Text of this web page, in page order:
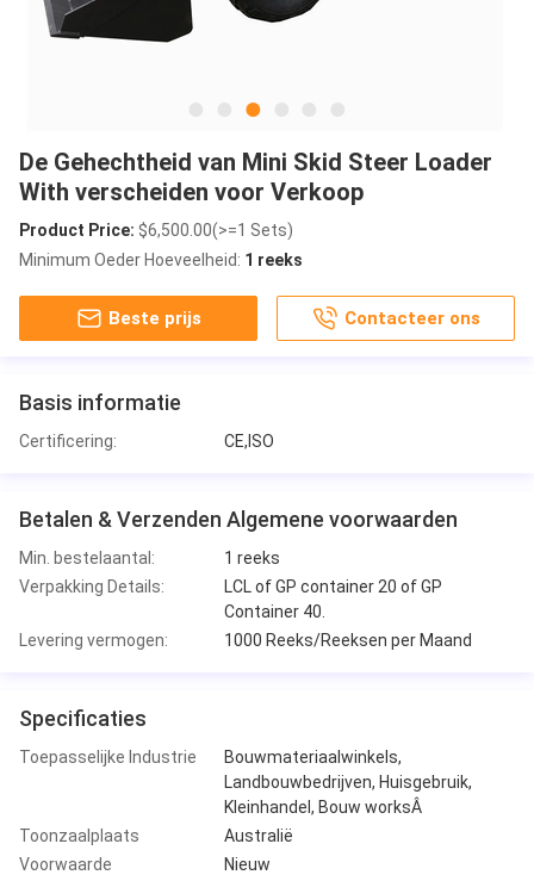
De Gehechtheid van Mini Skid Steer Loader
With verscheiden voor Verkoop
Product Price: $6,500.00(>=1 Sets)
Minimum Oeder Hoeveelheid: 1 reeks
Beste prijs Contacteer ons
Basis informatie
Certificering: CE,ISO
Betalen & Verzenden Algemene voorwaarden
Min. bestelaantal:
1 reeks
Verpakking Details:
LCL of GP container 20 of GP
Container 40.
Levering vermogen:
1000 Reeks/Reeksen per Maand
Specificaties
Toepasselijke Industrie
Bouwmateriaalwinkels,
Landbouwbedrijven, Huisgebruik,
Kleinhandel, Bouw worksÂ
Toonzaalplaats
Australië
Voorwaarde
Nieuw